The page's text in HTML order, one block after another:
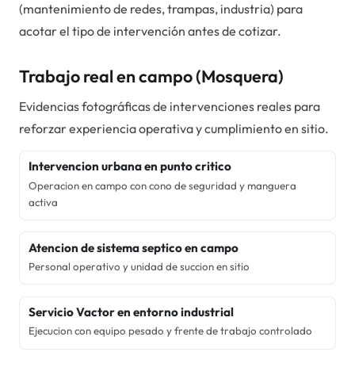
(mantenimiento de redes, trampas, industria) para
acotar el tipo de intervención antes de cotizar.
Trabajo real en campo (Mosquera)
Evidencias fotográficas de intervenciones reales para
reforzar experiencia operativa y cumplimiento en sitio.
Intervencion urbana en punto critico
Operacion en campo con cono de seguridad y manguera
activa
Atencion de sistema septico en campo
Personal operativo y unidad de succion en sitio
Servicio Vactor en entorno industrial
Ejecucion con equipo pesado y frente de trabajo controlado